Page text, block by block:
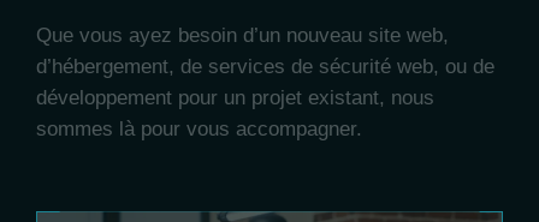
Que vous ayez besoin d’un nouveau site web,
d’hébergement, de services de sécurité web, ou de
développement pour un projet existant, nous
sommes là pour vous accompagner.